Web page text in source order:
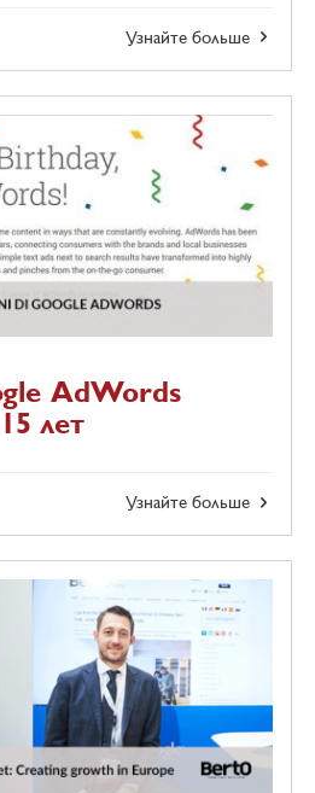
Узнайте больше
AdWords
лет
Узнайте больше